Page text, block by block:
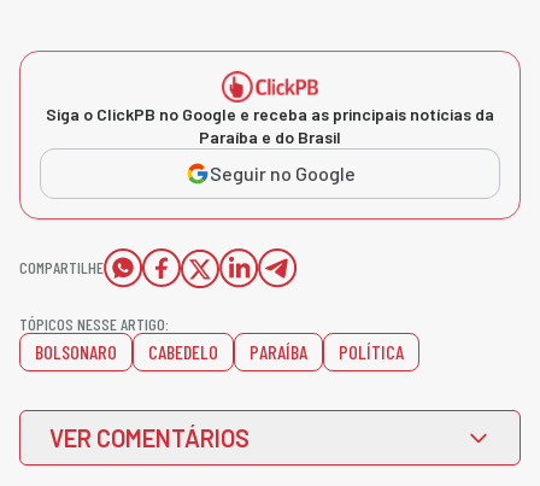
Siga o ClickPB no Google e receba as principais notícias da
Paraíba e do Brasil
Seguir no Google
COMPARTILHE
TÓPICOS NESSE ARTIGO:
BOLSONARO CABEDELO PARAÍBA POLÍTICA
VER COMENTÁRIOS